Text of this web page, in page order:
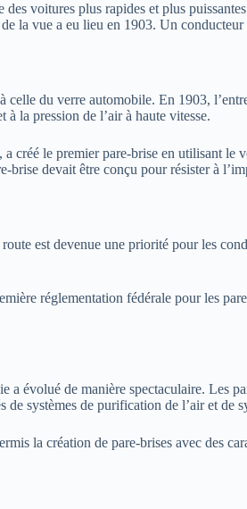
des voitures plus rapides et plus
la vue a eu lieu en 1903. Un
celle du verre automobile. En 1903,
la pression de l’air à haute vitesse.
créé le premier pare-brise en utilisant
brise devait être conçu pour résister à
est devenue une priorité pour les
réglementation fédérale pour les
évolué de manière spectaculaire. Les
de systèmes de purification de l’air et de
la création de pare-brises avec des